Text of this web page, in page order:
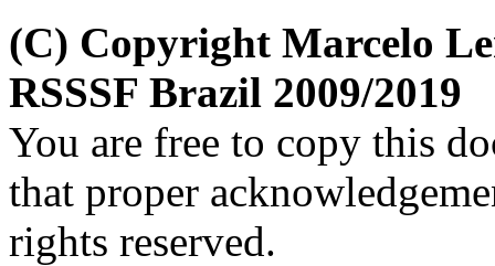
(C) Copyright Marcelo
RSSSF Brazil 2009/2019
You are free to copy this
that proper
rights reserved.